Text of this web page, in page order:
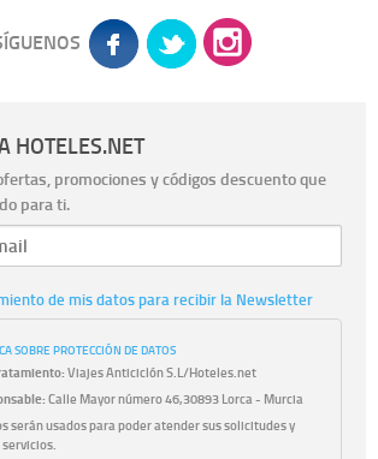
HOTELES.NET
promociones y códigos descuento que
para ti.
de mis datos para recibir la Newsletter
SOBRE PROTECCIÓN DE DATOS
Viajes Anticiclón S.L/Hoteles.net
Calle Mayor número 46,30893 Lorca - Murcia
serán usados para poder atender sus solicitudes y